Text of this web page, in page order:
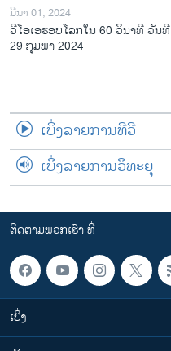
ມີນາ 01, 2024
ວີໂອເອຮອບໂລກໃນ 60 ວິນາທີ ວັນທີ
29 ກຸມພາ 2024
ເບິ່ງລາຍການທີວີ
ເບິ່ງລາຍການວິທະຍຸ
ຕິດຕາມພວກເຮົາ ທີ່
ເບິ່ງ